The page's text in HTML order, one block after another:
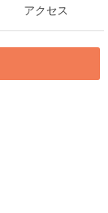
アクセス